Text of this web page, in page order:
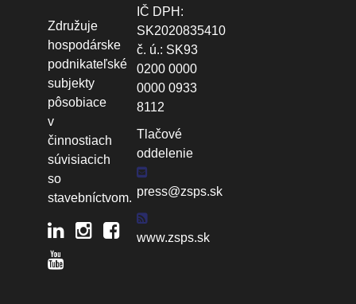
Združuje
hospodárske
podnikateľské
subjekty
pôsobiace
v
činnostiach
súvisiacich
so
stavebníctvom.
IČ DPH:
SK2020835410
č. ú.: SK93
0200 0000
0000 0933
8112
Tlačové
oddelenie
press@zsps.sk
www.zsps.sk